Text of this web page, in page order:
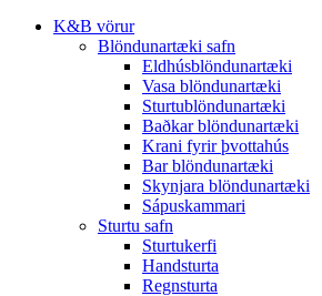
K&B vörur
Blöndunartæki safn
Eldhúsblöndunartæki
Vasa blöndunartæki
Sturtublöndunartæki
Baðkar blöndunartæki
Krani fyrir þvottahús
Bar blöndunartæki
Skynjara blöndunartæki
Sápuskammari
Sturtu safn
Sturtukerfi
Handsturta
Regnsturta